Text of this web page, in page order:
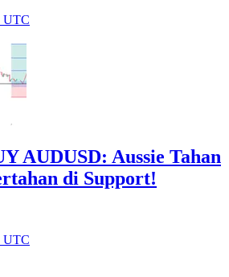
UTC
AUDUSD: Aussie Tahan
di Support!
UTC